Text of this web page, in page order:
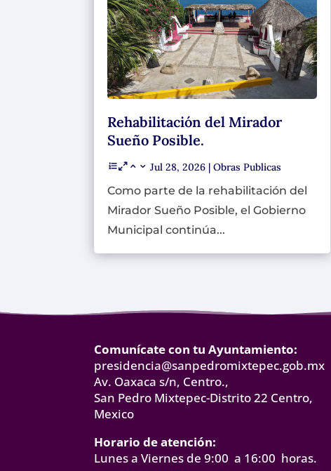
Rehabilitación del Mirador
Sueño Posible.
Jul 28, 2026 |Obras Publicas
Como parte de la rehabilitación del
Mirador Sueño Posible, el Gobierno
Municipal continúa...
Comunícate con tu Ayuntamiento:
presidencia@sanpedromixtepec.gob.mx
Av. Oaxaca s/n, Centro.,
San Pedro Mixtepec-Distrito 22 Centro,
Mexico
Horario de atención:
Lunes a Viernes de 9:00 a 16:00 horas.